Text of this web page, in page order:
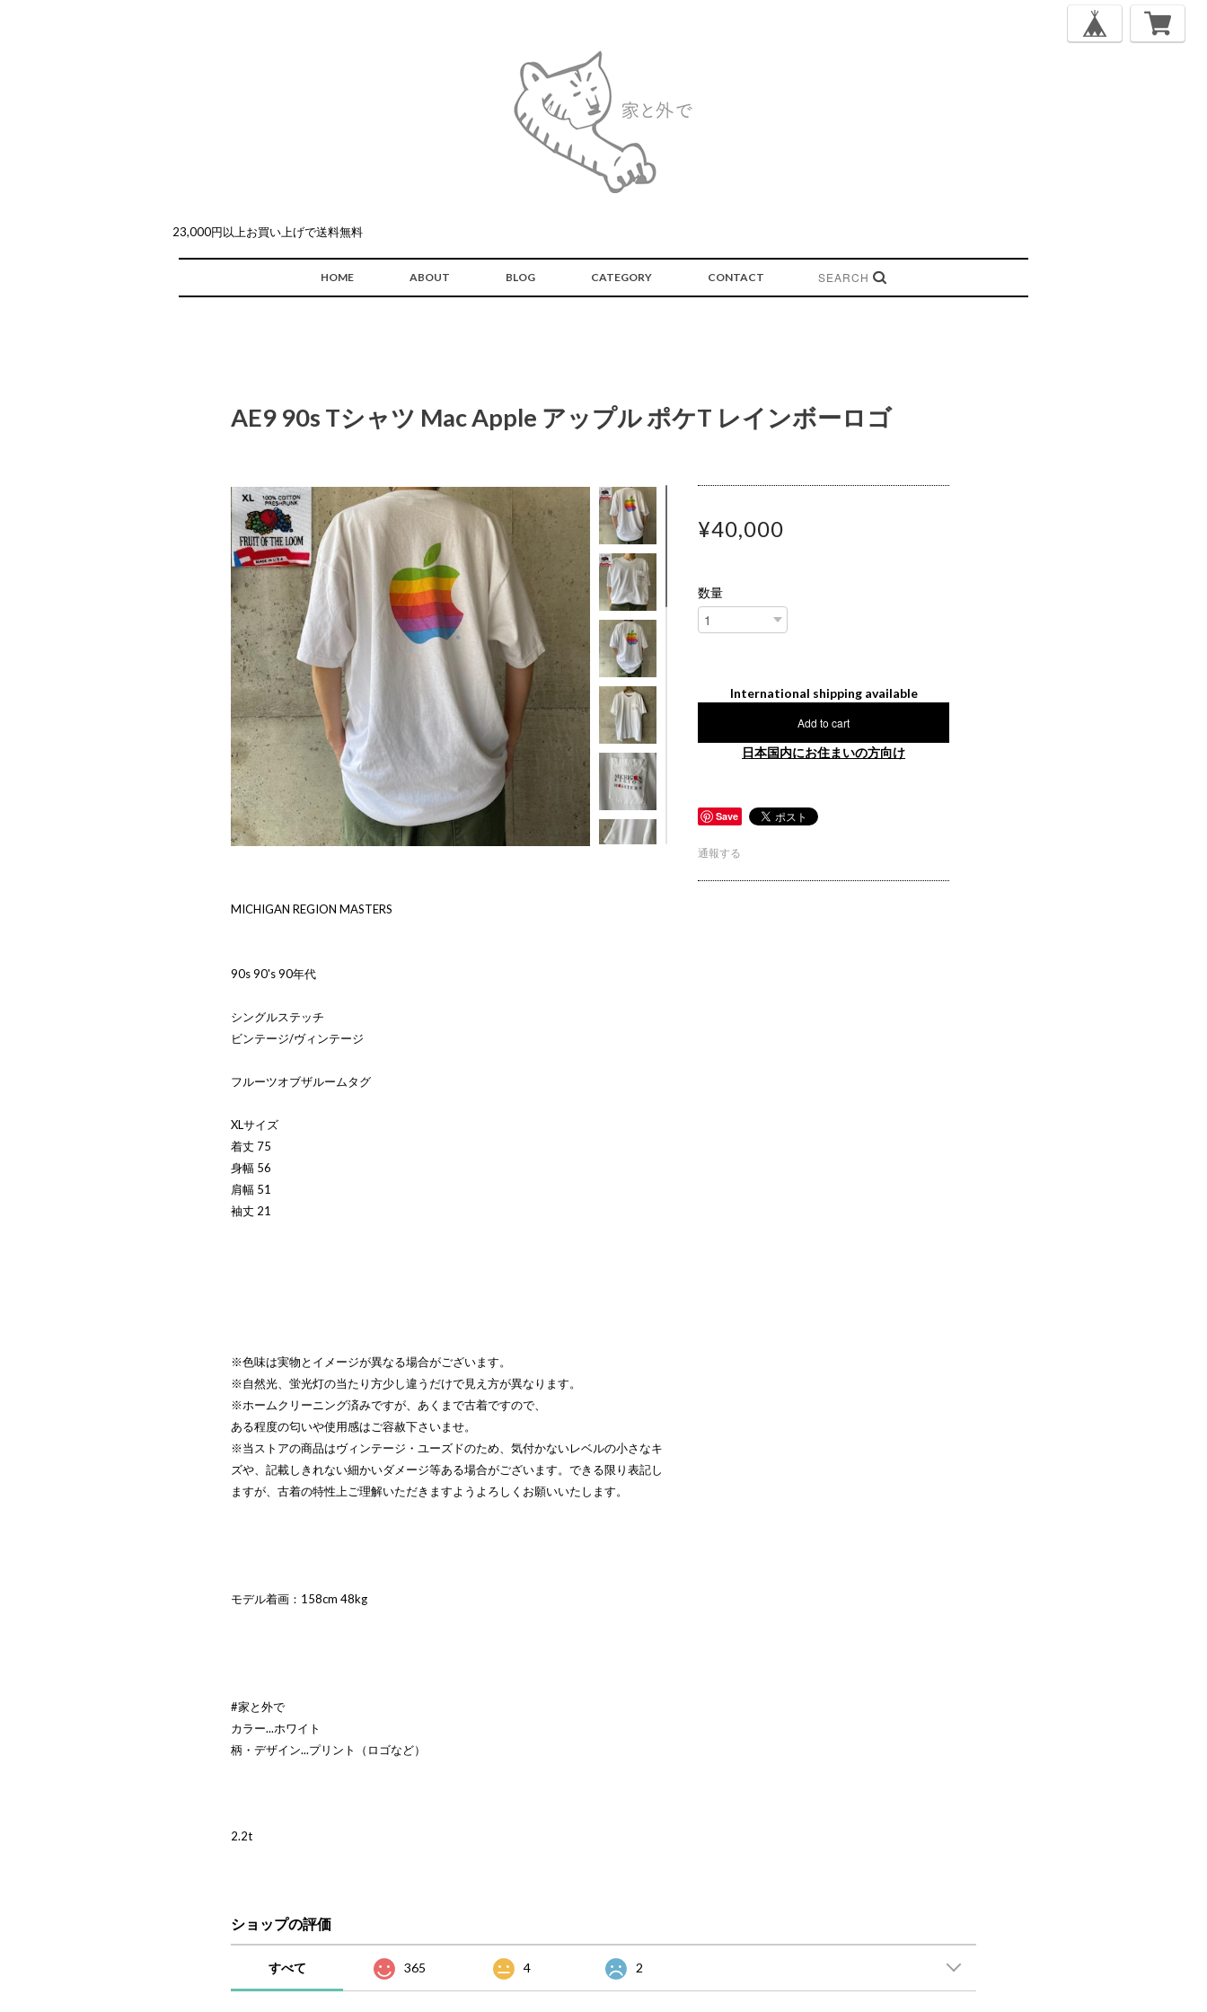
23,000円以上お買い上げで送料無料
HOME ABOUT BLOG CATEGORY CONTACT
AE9 90s Tシャツ Mac Apple アップル ポケT レインボーロゴ
MICHIGAN REGION MASTERS
90s 90's 90年代
シングルステッチ
ビンテージ/ヴィンテージ
フルーツオブザルームタグ
XLサイズ
着丈 75
身幅 56
肩幅 51
袖丈 21
※色味は実物とイメージが異なる場合がございます。
※自然光、蛍光灯の当たり方少し違うだけで見え方が異なります。
※ホームクリーニング済みですが、あくまで古着ですので、
ある程度の匂いや使用感はご容赦下さいませ。
※当ストアの商品はヴィンテージ・ユーズドのため、気付かないレベルの小さなキ
ズや、記載しきれない細かいダメージ等ある場合がございます。できる限り表記し
ますが、古着の特性上ご理解いただきますようよろしくお願いいたします。
モデル着画：158cm 48kg
#家と外で
カラー...ホワイト
柄・デザイン...プリント（ロゴなど）
2.2t
¥40,000
数量
International shipping available
Add to cart
日本国内にお住まいの方向け
Save
通報する
ショップの評価
すべて 365 4 2